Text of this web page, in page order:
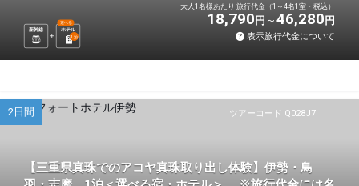
新幹線 ホテル
選べる
1 泊
大人1名様あたり 旅行代金（1～4名1室・税込）
18,790 円 46,280 円
表示旅行代金について
ツアーコード Q028J7
2日間
【三重県真珠でのアコヤ真珠取り出し体験】伊勢・鳥